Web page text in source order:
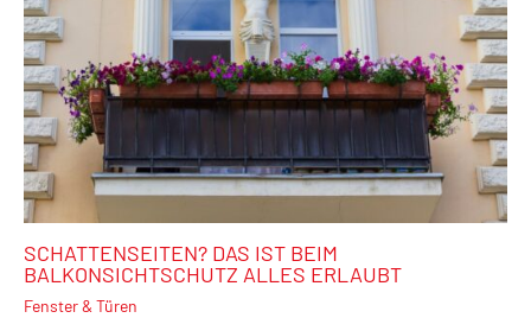
SCHATTENSEITEN? DAS IST BEIM
BALKONSICHTSCHUTZ ALLES ERLAUBT
Fenster & Türen